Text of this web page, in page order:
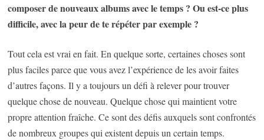
composer de nouveaux albums avec le temps ? Ou est-ce plus
difficile, avec la peur de te répéter par exemple ?
Tout cela est vrai en fait. En quelque sorte, certaines choses sont
plus faciles parce que vous avez l’expérience de les avoir faites
d’autres façons. Il y a toujours un défi à relever pour trouver
quelque chose de nouveau. Quelque chose qui maintient votre
propre attention fraîche. Ce sont des défis auxquels sont confrontés
de nombreux groupes qui existent depuis un certain temps.